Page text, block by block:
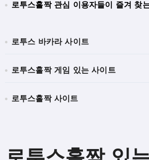
로투스홀짝 관심 이용자들이 즐겨 찾
로투스 바카라 사이트
로투스홀짝 게임 있는 사이트
로투스홀짝 사이트